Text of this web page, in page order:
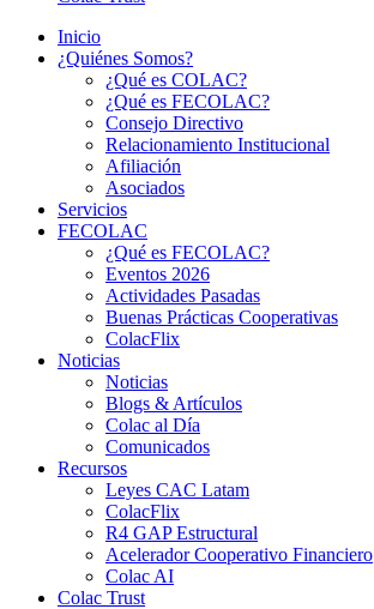
Inicio
¿Quiénes Somos?
¿Qué es COLAC?
¿Qué es FECOLAC?
Consejo Directivo
Relacionamiento Institucional
Afiliación
Asociados
Servicios
FECOLAC
¿Qué es FECOLAC?
Eventos 2026
Actividades Pasadas
Buenas Prácticas Cooperativas
ColacFlix
Noticias
Noticias
Blogs & Artículos
Colac al Día
Comunicados
Recursos
Leyes CAC Latam
ColacFlix
R4 GAP Estructural
Acelerador Cooperativo Financiero
Colac AI
Colac Trust